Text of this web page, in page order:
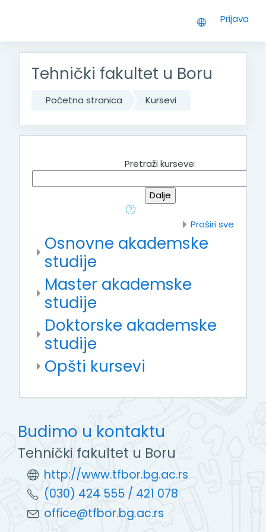
Prijava
Tehnički fakultet u Boru
Početna stranica Kursevi
Proširi sve
Osnovne akademske
studije
Master akademske
studije
Doktorske akademske
studije
Opšti kursevi
Budimo u kontaktu
Tehnički fakultet u Boru
http://www.tfbor.bg.ac.rs
(030) 424 555 / 421 078
office@tfbor.bg.ac.rs